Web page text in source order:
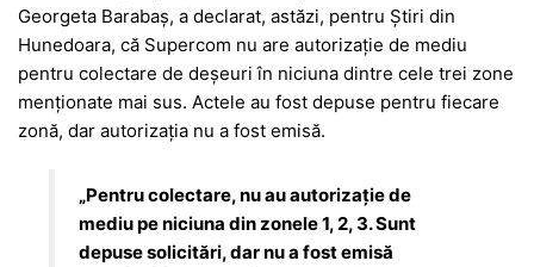
Georgeta Barabaș, a declarat, astăzi, pentru Știri din
Hunedoara, că Supercom nu are autorizație de mediu
pentru colectare de deșeuri în niciuna dintre cele trei zone
menționate mai sus. Actele au fost depuse pentru fiecare
zonă, dar autorizația nu a fost emisă.
„Pentru colectare, nu au autorizație de
mediu pe niciuna din zonele 1, 2, 3. Sunt
depuse solicitări, dar nu a fost emisă